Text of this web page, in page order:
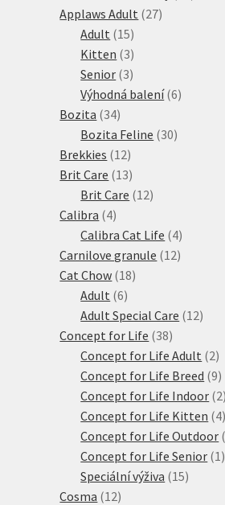
Applaws Adult 2727
Adult 1515
produktů
Kitten 33
produkty
Senior 33
produkty
Výhodná balení 66
Bozita 3434
produktů
Bozita Feline 3030
Brekkies 1212
produktů
Brit Care 1313
produktů
Brit Care 1212
Calibra 44
produkty
Calibra Cat Life 44
produkty
Carnilove granule 1212
Cat Chow 1818
Adult 66
produktů
Adult Special Care 1212
Concept for Life 3838
produktů
Concept for Life Adult 22
Concept for Life Breed 99
Concept for Life Indoor 22
Concept for Life Kitten 44
Concept for Life Outdoor
Concept for Life Senior 1 1
Speciální výživa 1515
Cosma 1212